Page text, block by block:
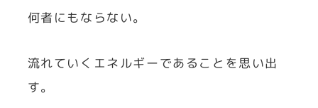
何者にもならない。
流れていくエネルギーであることを思い出
す。